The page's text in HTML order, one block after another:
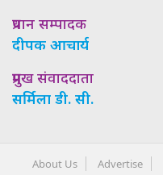
प्रधान सम्पादक
दीपक आचार्य
प्रमुख संवाददाता
सर्मिला डी. सी.
About Us Advertise